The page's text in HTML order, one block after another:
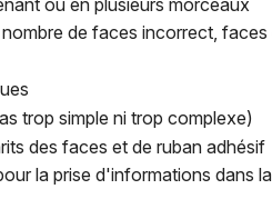
de faces incorrect,
trop simple ni trop complexe)
des faces et de ruban adhésif
la prise d'informations dans